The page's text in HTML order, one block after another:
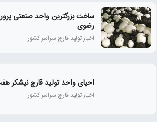
ساخت بزرگترین واحد صنعتی
رضوی
اخبار تولید قارچ سراسر کشور
احیای واحد تولید قارچ نیشکر
اخبار تولید قارچ سراسر کشور